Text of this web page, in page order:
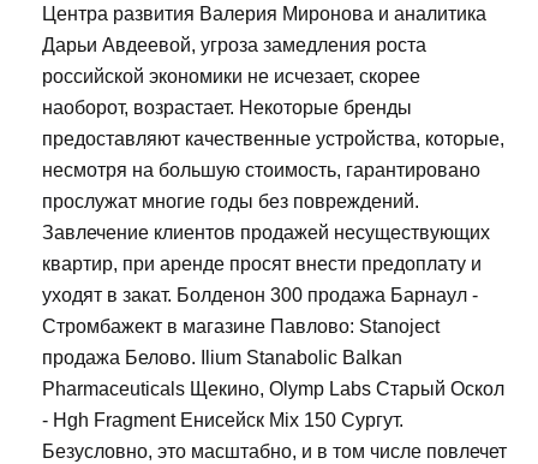
Центра развития Валерия Миронова и аналитика
Дарьи Авдеевой, угроза замедления роста
российской экономики не исчезает, скорее
наоборот, возрастает. Некоторые бренды
предоставляют качественные устройства, которые,
несмотря на большую стоимость, гарантировано
прослужат многие годы без повреждений.
Завлечение клиентов продажей несуществующих
квартир, при аренде просят внести предоплату и
уходят в закат. Болденон 300 продажа Барнаул -
Стромбажект в магазине Павлово: Stanoject
продажа Белово. Ilium Stanabolic Balkan
Pharmaceuticals Щекино, Olymp Labs Старый Оскол
- Hgh Fragment Енисейск Mix 150 Сургут.
Безусловно, это масштабно, и в том числе повлечет